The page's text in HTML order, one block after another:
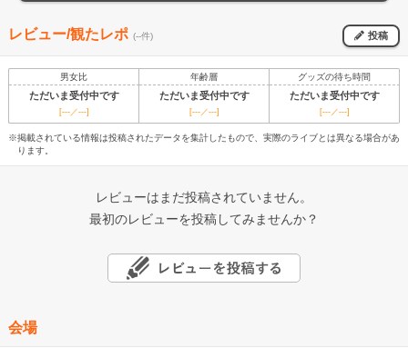
レビュー/観たレポ (--件) 投稿
男女比 年齢層 グッズの待ち時間
ただいま受付中です ただいま受付中です ただいま受付中です
[---／---] [---／---] [---／---]
※掲載されている情報は投稿されたデータを集計したもので、実際のライブとは異なる場合があ
ります。
レビューはまだ投稿されていません。
最初のレビューを投稿してみませんか？
会場